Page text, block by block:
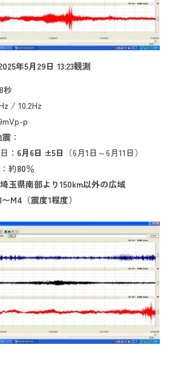
年5月 29日 13:23観測
秒
/ 10.2Hz
p
震：
： 6月6日 ±5日 （6月1日～6月11日）
約80％
埼玉県南部より150km以外の広域
〜M4（震度1程度）